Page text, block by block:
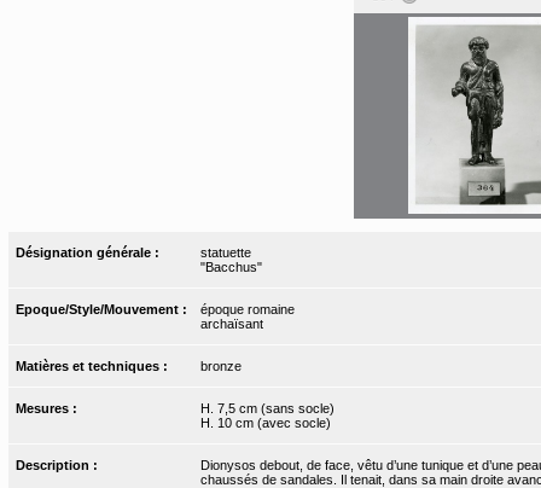
Désignation générale :
statuette
"Bacchus"
Epoque/Style/Mouvement :
époque romaine
archaïsant
Matières et techniques : bronze
Mesures :
H. 7,5 cm (sans socle)
H. 10 cm (avec socle)
Description :
Dionysos debout, de face, vêtu d’une tunique et d’une
chaussés de sandales. Il tenait, dans sa main droite